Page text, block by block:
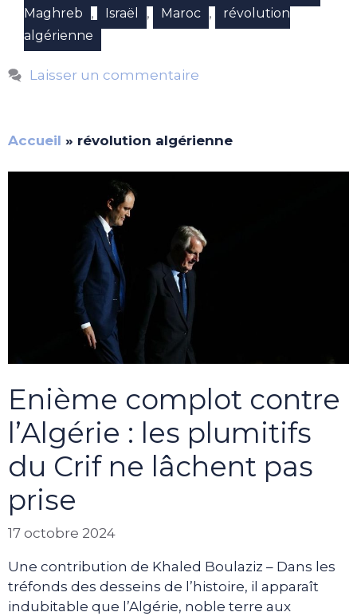
Maghreb
, Israël , Maroc ,
révolution
algérienne
Laisser un commentaire
Accueil » révolution algérienne
Enième complot contre
l’Algérie : les plumitifs
du Crif ne lâchent pas
prise
17 octobre 2024
Une contribution de Khaled Boulaziz – Dans les
tréfonds des desseins de l’histoire, il apparaît
indubitable que l’Algérie, noble terre aux